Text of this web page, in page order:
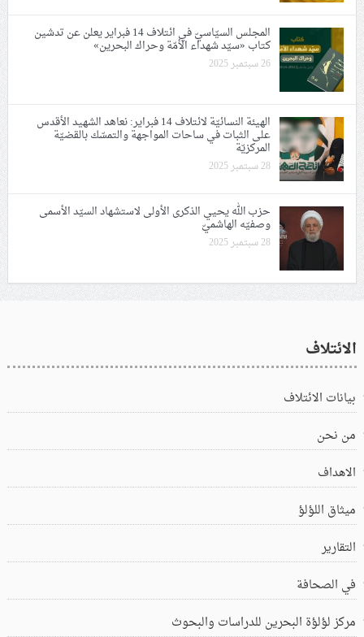
المجلس السيّاسيّ في ائتلاف 14 فبراير يعلن عن تدشين
كتاب «سيّد شهداء الأمّة وحراك البحرين»
26 سبتمبر 2025
الهيئة النسائيّة لائتلاف 14 فبراير: نعاهد الشهيد الأقدس
على الثبات في ساحات المواجهة والتمسّك بالقضيّة
المركزيّة
28 سبتمبر 2025
حزب الله يحيي الذكرى الأولى لاستشهاد السيّد الأسمى
وصفيّه الهاشميّ
28 سبتمبر 2025
الائتلاف
بيانات الائتلاف
من نحن
الاهداف
ميثاق اللؤلؤ
التقارير
في الصحافة
مركز لؤلؤة البحرين للدراسات والبحوث